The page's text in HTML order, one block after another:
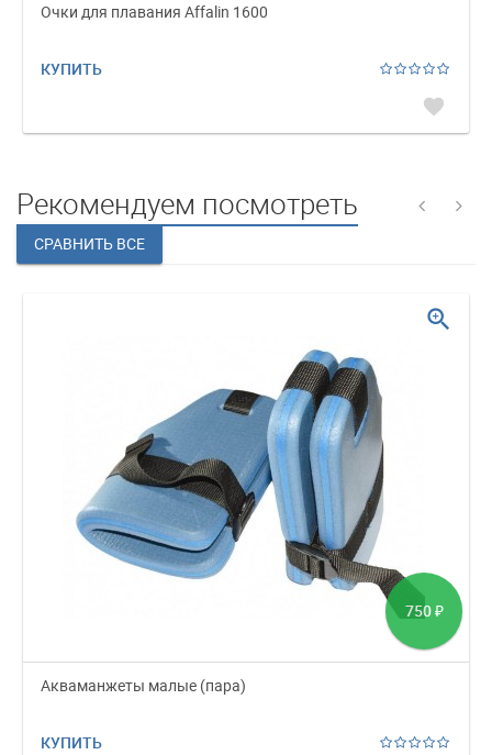
Очки для плавания Affalin 1600
КУПИТЬ
favorite
Рекомендуем посмотреть
750 ₽
Акваманжеты малые (пара)
КУПИТЬ
zoom_in